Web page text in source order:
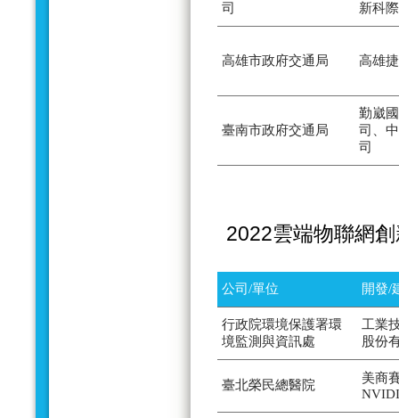
司
新科
高雄市政府交通局 高雄
臺南市政府交通局
勤崴
司、
司
2022雲端物聯網
公司/單位 開發/
行政院環境保護署環
境監測與資訊處
工業
股份
臺北榮民總醫院
美商